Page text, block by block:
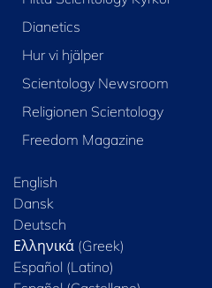
Dianetics
Hur vi hjälper
Scientology Newsroom
Religionen Scientology
Freedom Magazine
English
Dansk
Deutsch
Ελληνικά (Greek)
Español (Latino)